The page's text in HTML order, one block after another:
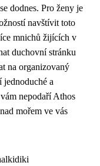
dodnes. Pro ženy je
navštívit toto
mnichů žijících v
duchovní stránku
na organizovaný
a
nepodaří Athos
mořem ve vás